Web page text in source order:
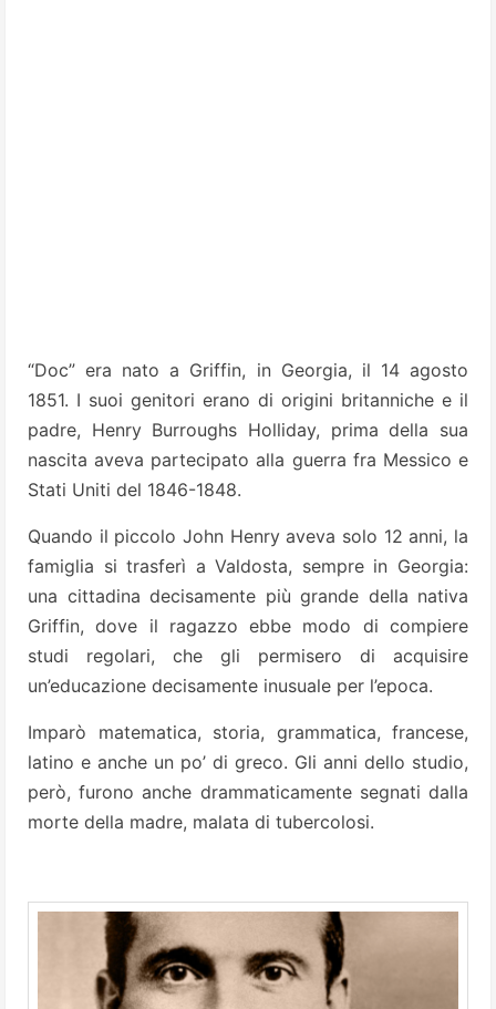
“Doc” era nato a Griffin, in Georgia, il 14 agosto
1851. I suoi genitori erano di origini britanniche e il
padre, Henry Burroughs Holliday, prima della sua
nascita aveva partecipato alla guerra fra Messico e
Stati Uniti del 1846-1848.
Quando il piccolo John Henry aveva solo 12 anni, la
famiglia si trasferì a Valdosta, sempre in Georgia:
una cittadina decisamente più grande della nativa
Griffin, dove il ragazzo ebbe modo di compiere
studi regolari, che gli permisero di acquisire
un’educazione decisamente inusuale per l’epoca.
Imparò matematica, storia, grammatica, francese,
latino e anche un po’ di greco. Gli anni dello studio,
però, furono anche drammaticamente segnati dalla
morte della madre, malata di tubercolosi.